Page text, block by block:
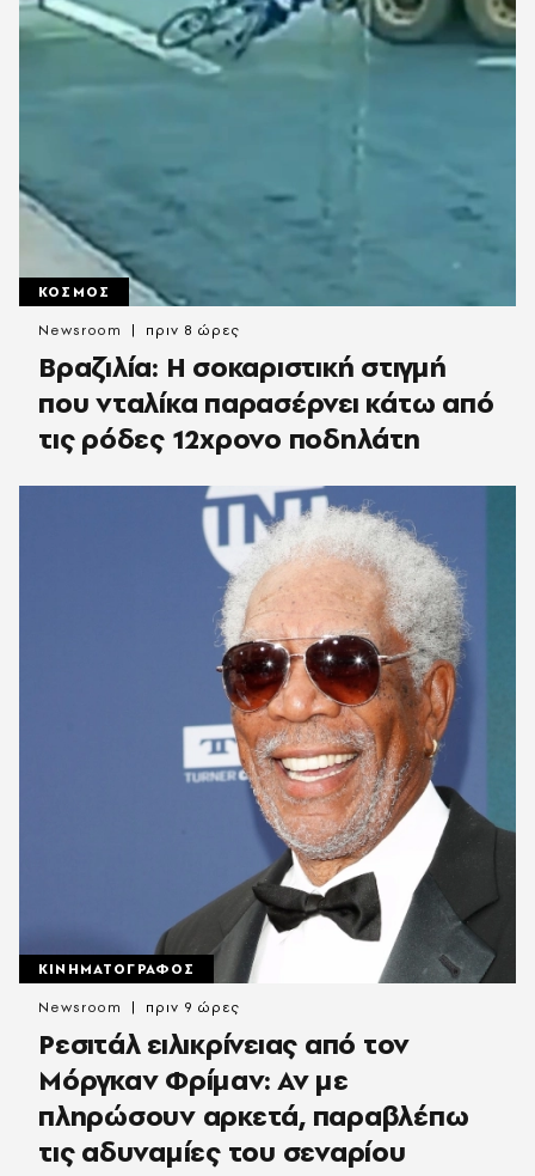
ΚΟΣΜΟΣ
Βραζιλία: Η σοκαριστική στιγμή
που νταλίκα παρασέρνει κάτω από
τις ρόδες 12χρονο ποδηλάτη
Newsroom πριν 8 ώρες
ΚΙΝΗΜΑΤΟΓΡΑΦΟΣ
Ρεσιτάλ ειλικρίνειας από τον
Μόργκαν Φρίμαν: Αν με
πληρώσουν αρκετά, παραβλέπω
τις αδυναμίες του σεναρίου
Newsroom πριν 9 ώρες